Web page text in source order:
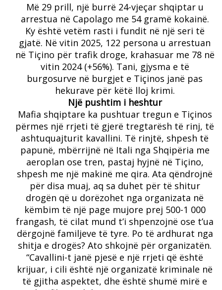
Më 29 prill, një burrë 24-vjeçar shqiptar u
arrestua në Capolago me 54 gramë kokainë.
Ky është vetëm rasti i fundit në një seri të
gjatë. Në vitin 2025, 122 persona u arrestuan
në Tiçino për trafik droge, krahasuar me 78 në
vitin 2024 (+56%). Tani, gjysma e të
burgosurve në burgjet e Tiçinos janë pas
hekurave për këtë lloj krimi.
Një pushtim i heshtur
Mafia shqiptare ka pushtuar tregun e Tiçinos
përmes një rrjeti të gjerë tregtarësh të rinj, të
ashtuquajturit kavallini. Të rinjtë, shpesh të
papunë, mbërrijnë në Itali nga Shqipëria me
aeroplan ose tren, pastaj hyjnë në Tiçino,
shpesh me një makinë me qira. Ata qëndrojnë
për disa muaj, aq sa duhet për të shitur
drogën që u dorëzohet nga organizata në
këmbim të një page mujore prej 500-1 000
frangash, të cilat mund t’i shpenzojnë ose t’ua
dërgojnë familjeve të tyre. Po të ardhurat nga
shitja e drogës? Ato shkojnë për organizatën.
“Cavallini-t janë pjesë e një rrjeti që është
krijuar, i cili është një organizatë kriminale në
të gjitha aspektet, dhe është shumë mirë e